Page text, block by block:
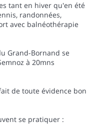
tant en hiver qu'en été
randonnées,
avec balnéothérapie
Grand-Bornand se
à 20mns
de toute évidence bon
se pratiquer :